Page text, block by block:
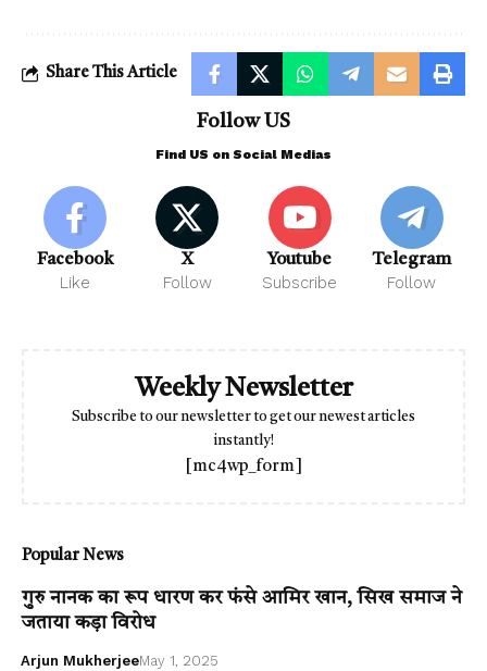
Share This Article
Follow US
Find US on Social Medias
Facebook
Like
X
Follow
Youtube
Subscribe
Telegram
Follow
Weekly Newsletter
Subscribe to our newsletter to get our newest articles
instantly!
[mc4wp_form]
Popular News
गुरु नानक का रूप धारण कर फंसे आमिर खान, सिख समाज ने
जताया कड़ा विरोध
Arjun MukherjeeMay 1, 2025